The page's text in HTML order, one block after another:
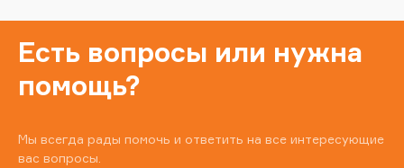
Есть вопросы или нужна
помощь?
Мы всегда рады помочь и ответить на все интересующие
вас вопросы.